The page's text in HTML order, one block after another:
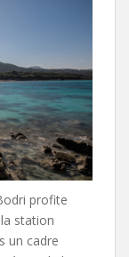
profite
station
un cadre